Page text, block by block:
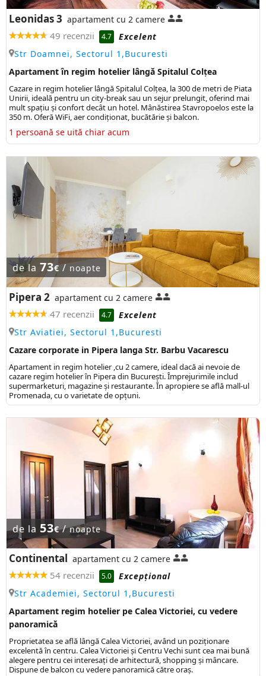
Leonidas 3 apartament cu 2 camere
49 recenzii 4.7
Excelent
Str Doamnei, Sectorul 1,Bucuresti
Apartament în regim hotelier lângă Spitalul Colțea
Cazare in regim hotelier lângă Spitalul Colțea, la 300 de metri de Piata
Unirii, ideală pentru un city-break sau un sejur prelungit, oferind mai
mult spațiu și confort decât un hotel. Mânăstirea Stavropoelos este la
350 m. Oferă WiFi, aer condiționat, bucătărie și balcon.
1 persoană se uită chiar acum
de la 73€/ noapte
Pipera 2 apartament cu 2 camere
47 recenzii 4.7
Excelent
Str Aviatiei, Sectorul 1,Bucuresti
Cazare corporate in Pipera langa Str. Barbu Vacarescu
Apartament in regim hotelier ,cu 2 camere, ideal dacă ai nevoie de
cazare regim hotelier în Pipera din București. Împrejurimile includ
supermarketuri, magazine și restaurante. În apropiere se află mall-ul
Promenada, cu o varietate de opțuni.
de la 53€/noapte
Continental apartament cu 2 camere
54 recenzii 5.0
Excepţional
Str Academiei, Sectorul 1,Bucuresti
Apartament regim hotelier pe Calea Victoriei, cu vedere
panoramică
Proprietatea se află lângă Calea Victoriei, având un poziționare
excelentă în centru. Calea Victoriei și Centru Vechi sunt cea mai bună
alegere pentru cei interesați de arhitectură, shopping și mâncare.
Dispune de balcon cu vedere panoramică către oraș.